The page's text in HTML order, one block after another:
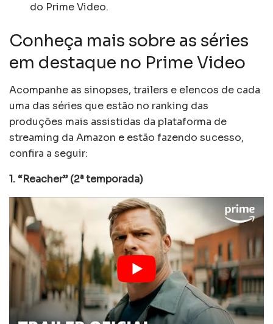
do Prime Video.
Conheça mais sobre as séries
em destaque no Prime Video
Acompanhe as sinopses, trailers e elencos de cada
uma das séries que estão no ranking das
produções mais assistidas da plataforma de
streaming da Amazon e estão fazendo sucesso,
confira a seguir:
1. “Reacher” (2ª temporada)